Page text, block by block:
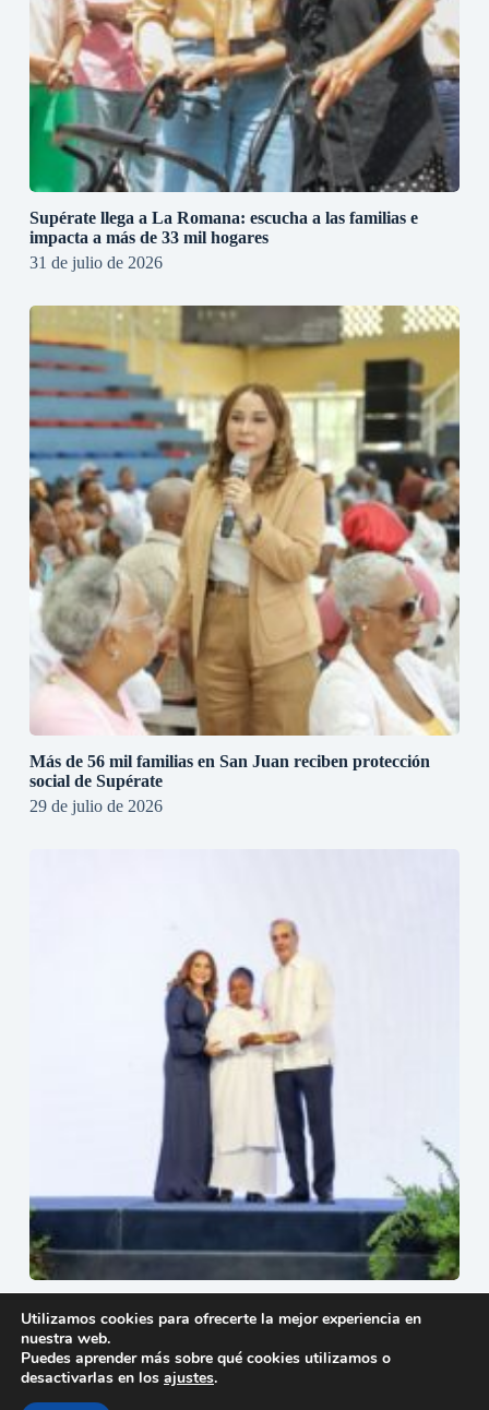
Supérate llega a La Romana: escucha a las familias e
impacta a más de 33 mil hogares
31 de julio de 2026
Más de 56 mil familias en San Juan reciben protección
social de Supérate
29 de julio de 2026
del Programa SÚPEREmprendedoras
23 de julio de 2026
Utilizamos cookies para ofrecerte la mejor experiencia en
nuestra web.
Puedes aprender más sobre qué cookies utilizamos o
desactivarlas en los ajustes.